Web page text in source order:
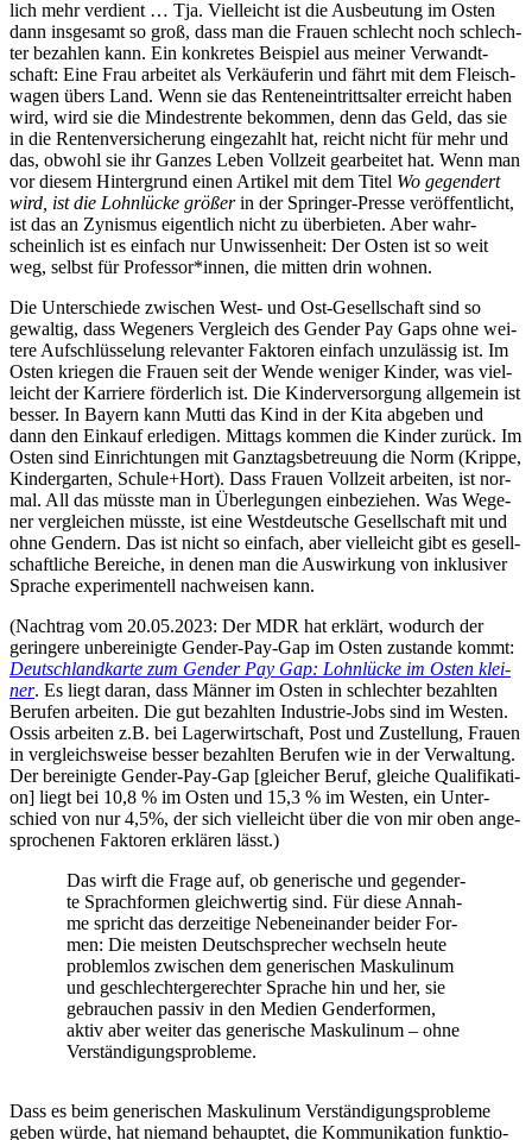
lich mehr ver­dient … Tja. Viel­leicht ist die Aus­beu­tung im Osten
dann ins­ge­samt so groß, dass man die Frau­en schlecht noch schlech­
ter bezah­len kann. Ein kon­kre­tes Bei­spiel aus mei­ner Ver­wandt­
schaft: Eine Frau arbei­tet als Ver­käu­fe­rin und fährt mit dem Fleisch­
wa­gen übers Land. Wenn sie das Ren­ten­ein­tritts­al­ter erreicht haben
wird, wird sie die Min­dest­ren­te bekom­men, denn das Geld, das sie
in die Ren­ten­ver­si­che­rung ein­ge­zahlt hat, reicht nicht für mehr und
das, obwohl sie ihr Gan­zes Leben Voll­zeit gear­bei­tet hat. Wenn man
vor die­sem Hin­ter­grund einen Arti­kel mit dem Titel Wo gegen­dert
wird, ist die Lohn­lü­cke grö­ßerin der Sprin­ger-Pres­se ver­öf­fent­licht,
ist das an Zynis­mus eigent­lich nicht zu über­bie­ten. Aber wahr­
schein­lich ist es ein­fach nur Unwis­sen­heit: Der Osten ist so weit
weg, selbst für Professor*innen, die mit­ten drin wohnen.
Die Unter­schie­de zwi­schen West- und Ost-Gesell­schaft sind so
gewal­tig, dass Wege­ners Ver­gleich des Gen­der Pay Gaps ohne wei­
te­re Auf­schlüs­se­lung rele­van­ter Fak­to­ren ein­fach unzu­läs­sig ist. Im
Osten krie­gen die Frau­en seit der Wen­de weni­ger Kin­der, was viel­
leicht der Kar­rie­re för­der­lich ist. Die Kin­der­ver­sor­gung all­ge­mein ist
bes­ser. In Bay­ern kann Mut­ti das Kind in der Kita abge­ben und
dann den Ein­kauf erle­di­gen. Mit­tags kom­men die Kin­der zurück. Im
Osten sind Ein­rich­tun­gen mit Ganz­tags­be­treu­ung die Norm (Krip­pe,
Kin­der­gar­ten, Schule+Hort). Dass Frau­en Voll­zeit arbei­ten, ist nor­
mal. All das müss­te man in Über­le­gun­gen ein­be­zie­hen. Was Wege­
ner ver­glei­chen müss­te, ist eine West­deut­sche Gesell­schaft mit und
ohne Gen­dern. Das ist nicht so ein­fach, aber viel­leicht gibt es gesell­
schaft­li­che Berei­che, in denen man die Aus­wir­kung von inklu­si­ver
Spra­che expe­ri­men­tell nach­wei­sen kann.
(Nach­trag vom 20.05.2023: Der MDR hat erklärt, wodurch der
gerin­ge­re unbe­rei­nig­te Gen­der-Pay-Gap im Osten zustan­de kommt:
Deutsch­land­kar­te zum Gen­der Pay Gap: Lohn­lü­cke im Osten klei­
ner. Es liegt dar­an, dass Män­ner im Osten in schlech­ter bezahl­ten
Beru­fen arbei­ten. Die gut bezahl­ten Indus­trie-Jobs sind im Wes­ten.
Ossis arbei­ten z.B. bei Lager­wirt­schaft, Post und Zustel­lung, Frau­en
in ver­gleichs­wei­se bes­ser bezahl­ten Beru­fen wie in der Ver­wal­tung.
Der berei­nig­te Gen­der-Pay-Gap [glei­cher Beruf, glei­che Qua­li­fi­ka­ti­
on] liegt bei 10,8 % im Osten und 15,3 % im Wes­ten, ein Unter­
schied von nur 4,5%, der sich viel­leicht über die von mir oben ange­
spro­che­nen Fak­to­ren erklä­ren lässt.)
Das wirft die Fra­ge auf, ob gene­ri­sche und gegen­der­
te Sprach­for­men gleich­wer­tig sind. Für die­se Annah­
me spricht das der­zei­ti­ge Neben­ein­an­der bei­der For­
men: Die meis­ten Deutsch­spre­cher wech­seln heu­te
pro­blem­los zwi­schen dem gene­ri­schen Mas­ku­li­num
und geschlech­ter­ge­rech­ter Spra­che hin und her, sie
gebrau­chen pas­siv in den Medi­en Gen­der­for­men,
aktiv aber wei­ter das gene­ri­sche Mas­ku­li­num – ohne
Verständigungsprobleme.
Dass es beim gene­ri­schen Mas­ku­li­num Ver­stän­di­gungs­pro­ble­me
geben wür­de, hat nie­mand behaup­tet, die Kom­mu­ni­ka­ti­on funk­tio­